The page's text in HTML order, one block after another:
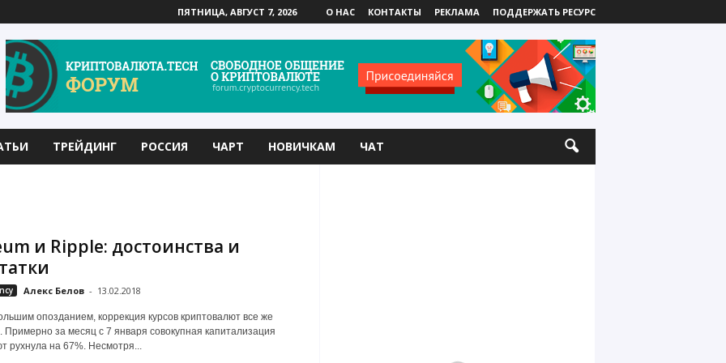
ПЯТНИЦА, АВГУСТ 7, 2026 О НАС КОНТАКТЫ РЕКЛАМА ПОДДЕРЖАТЬ РЕСУРС
ТРЕЙДИНГ РОССИЯ ЧАРТ НОВИЧКАМ ЧАТ
и Ripple: достоинства и
Алекс Белов - 13.02.2018
опозданием, коррекция курсов криптовалют все же
за месяц с 7 января совокупная капитализация
рухнула на 67%. Несмотря...